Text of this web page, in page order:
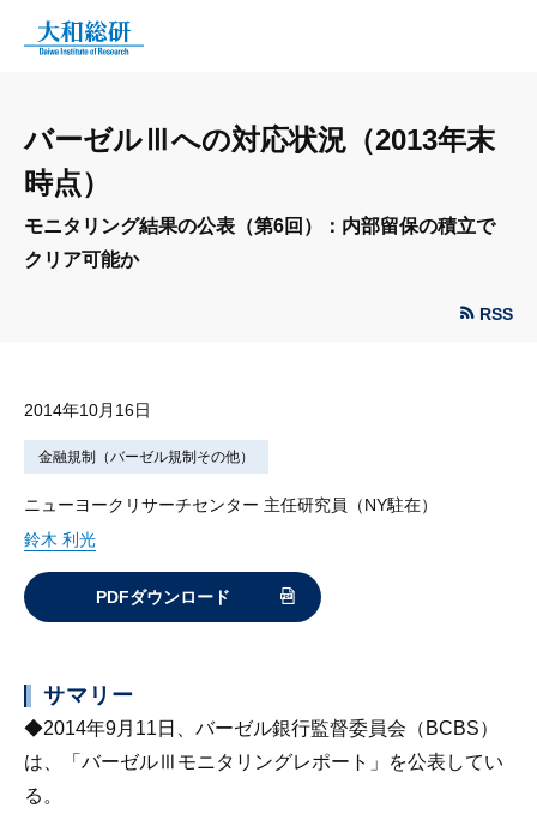
バーゼルⅢへの対応状況（2013年末
時点）
モニタリング結果の公表（第6回）：内部留保の積立で
クリア可能か
RSS
2014年10月16日
金融規制（バーゼル規制その他）
ニューヨークリサーチセンター 主任研究員（NY駐在）
鈴木 利光
PDFダウンロード
サマリー
◆2014年9月11日、バーゼル銀行監督委員会（BCBS）
は、「バーゼルⅢモニタリングレポート」を公表してい
る。